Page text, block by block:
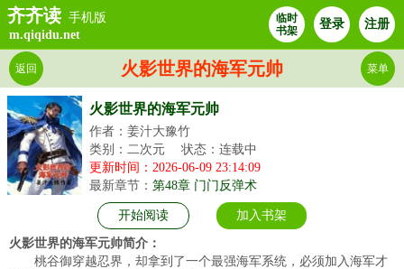
齐齐读 手机版
m.qiqidu.net
临时
书架
登录 注册
火影世界的海军元帅
返回 菜单
火影世界的海军元帅
作者：姜汁大豫竹
类别：二次元
状态：连载中
更新时间：2026-06-09 23:14:09
最新章节： 第48章 门门反弹术
开始阅读 加入书架
火影世界的海军元帅简介：
桃谷御穿越忍界，却拿到了一个最强海军系统，必须加入海军才